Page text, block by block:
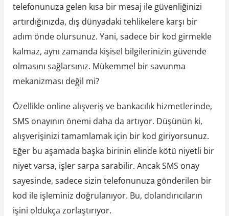
telefonunuza gelen kısa bir mesaj ile güvenliğinizi
artırdığınızda, dış dünyadaki tehlikelere karşı bir
adım önde olursunuz. Yani, sadece bir kod girmekle
kalmaz, aynı zamanda kişisel bilgilerinizin güvende
olmasını sağlarsınız. Mükemmel bir savunma
mekanizması değil mi?
Özellikle online alışveriş ve bankacılık hizmetlerinde,
SMS onayının önemi daha da artıyor. Düşünün ki,
alışverişinizi tamamlamak için bir kod giriyorsunuz.
Eğer bu aşamada başka birinin elinde kötü niyetli bir
niyet varsa, işler sarpa sarabilir. Ancak SMS onay
sayesinde, sadece sizin telefonunuza gönderilen bir
kod ile işleminiz doğrulanıyor. Bu, dolandırıcıların
işini oldukça zorlaştırıyor.